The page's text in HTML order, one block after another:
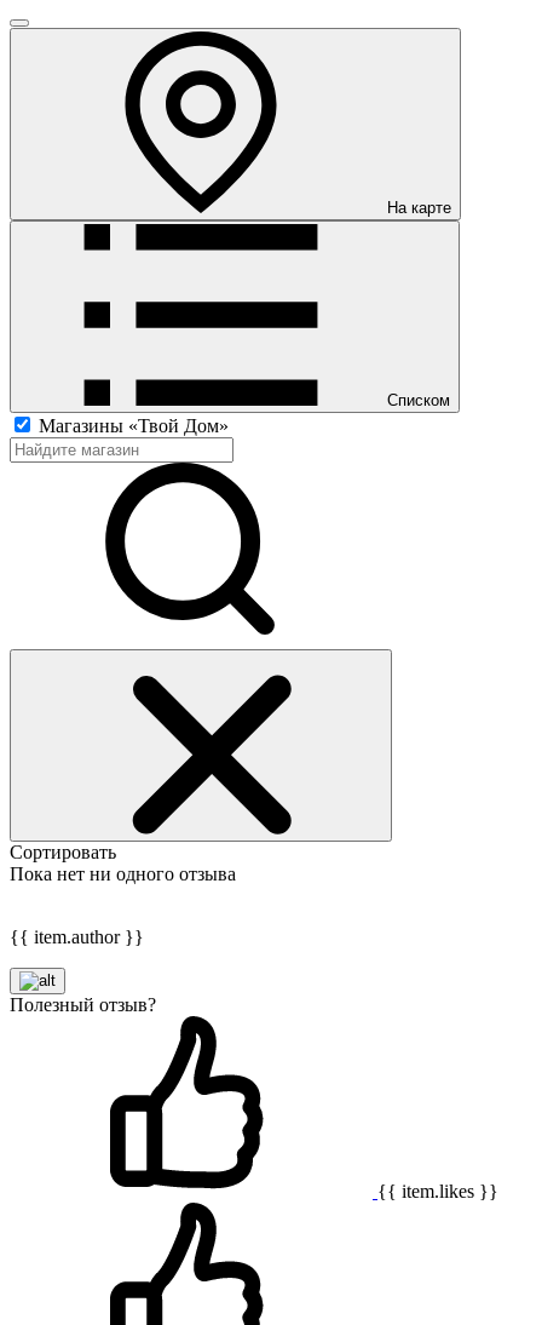
На карте
Списком
Магазины «Твой Дом»
Сортировать
Пока нет ни одного отзыва
{{ item.author }}
Полезный отзыв?
{{ item.likes }}